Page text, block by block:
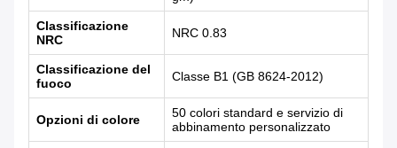
Classificazione
NRC
NRC 0.83
Classificazione del
fuoco
Classe B1 (GB 8624-2012)
Opzioni di colore
50 colori standard e servizio di
abbinamento personalizzato